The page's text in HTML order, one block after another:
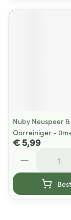
Nuby Neuspeer &
Oorreiniger -
€ 5,99